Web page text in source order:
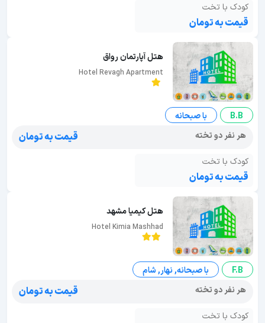
کودک با تخت
قیمت به تومان
هتل آپارتمان رواق
Hotel Revagh Apartment
B.B
با صبحانه
هر نفر دو تخته
قیمت به تومان
کودک با تخت
قیمت به تومان
هتل کیمیا مشهد
Hotel Kimia Mashhad
F.B
با صبحانه, نهار, شام
هر نفر دو تخته
قیمت به تومان
کودک با تخت